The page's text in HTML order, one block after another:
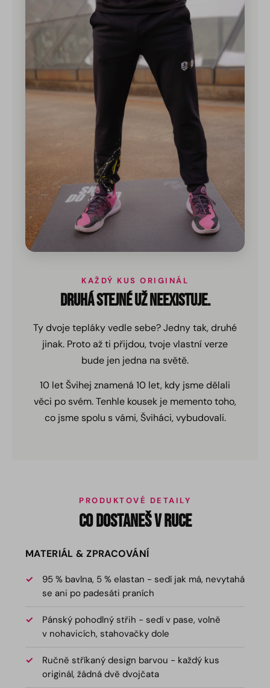
KAŽDÝ KUS ORIGINÁL
Druhá stejné už neexistuje.
Ty dvoje tepláky vedle sebe? Jedny tak, druhé
jinak. Proto až ti přijdou, tvoje vlastní verze
bude jen jedna na světě.
10 let Švihej znamená 10 let, kdy jsme dělali
věci po svém. Tenhle kousek je memento toho,
co jsme spolu s vámi, Šviháci, vybudovali.
PRODUKTOVÉ DETAILY
Co dostaneš v ruce
MATERIÁL & ZPRACOVÁNÍ
95 % bavlna, 5 % elastan - sedí jak má, nevytahá
se ani po padesáti praních
Pánský pohodlný střih - sedí v pase, volně
v nohavicích, stahovačky dole
Ručně stříkaný design barvou - každý kus
originál, žádná dvě dvojčata